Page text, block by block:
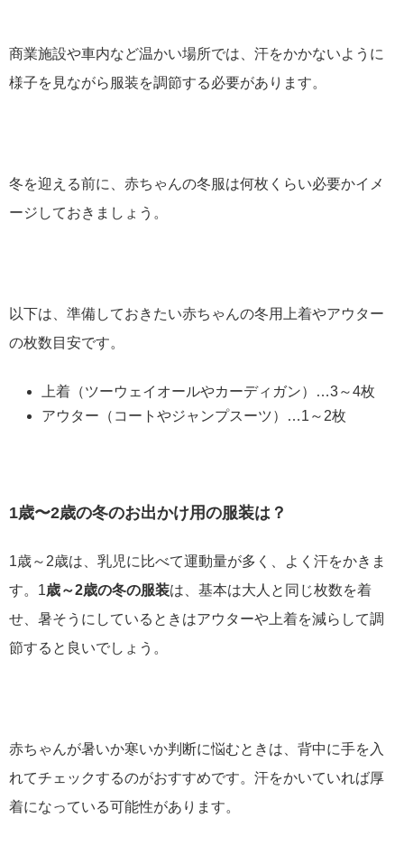
商業施設や車内など温かい場所では、汗をかかないように
様子を見ながら服装を調節する必要があります。
冬を迎える前に、赤ちゃんの冬服は何枚くらい必要かイメ
ージしておきましょう。
以下は、準備しておきたい赤ちゃんの冬用上着やアウター
の枚数目安です。
上着（ツーウェイオールやカーディガン）…3～4枚
アウター（コートやジャンプスーツ）…1～2枚
1歳〜2歳の冬のお出かけ用の服装は？
1歳～2歳は、乳児に比べて運動量が多く、よく汗をかきま
す。1歳～2歳の冬の服装は、基本は大人と同じ枚数を着
せ、暑そうにしているときはアウターや上着を減らして調
節すると良いでしょう。
赤ちゃんが暑いか寒いか判断に悩むときは、背中に手を入
れてチェックするのがおすすめです。汗をかいていれば厚
着になっている可能性があります。